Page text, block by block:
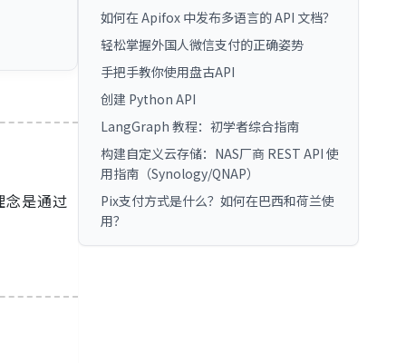
是通过
如何在 Apifox 中发布多语言的 API 文档？
轻松掌握外国人微信支付的正确姿势
手把手教你使用盘古API
创建 Python API
LangGraph 教程：初学者综合指南
构建自定义云存储：NAS厂商 REST API 使
用指南（Synology/QNAP）
Pix支付方式是什么？如何在巴西和荷兰使
用？